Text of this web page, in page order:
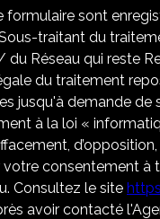
formulaire sont
traitant du
Réseau qui reste
du traitement
jusqu'à demande de
à la loi «
votre consentement
Consultez le site
avoir contacté